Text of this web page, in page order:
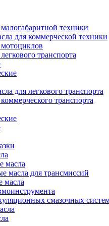
техники
для коммерческой техники
транспорта
для легкового транспорта
транспорта
масла
масла для трансмиссий
масла
смазочных